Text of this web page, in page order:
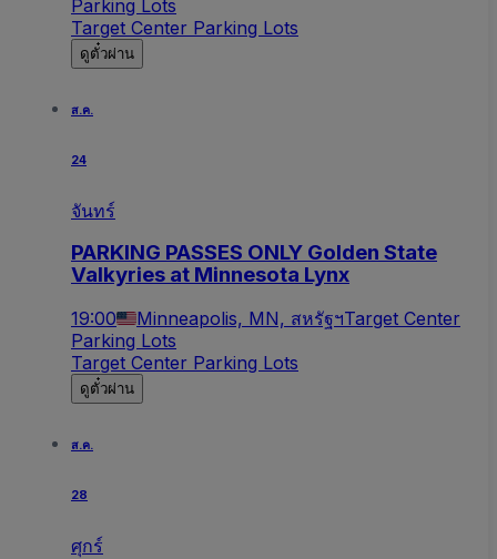
Parking Lots
Target Center Parking Lots
ดูตั๋วผ่าน
ส.ค.
24
จันทร์
PARKING PASSES ONLY Golden State
Valkyries at Minnesota Lynx
19:00 Minneapolis, MN, สหรัฐฯTarget Center
Parking Lots
Target Center Parking Lots
ดูตั๋วผ่าน
ส.ค.
28
ศุกร์